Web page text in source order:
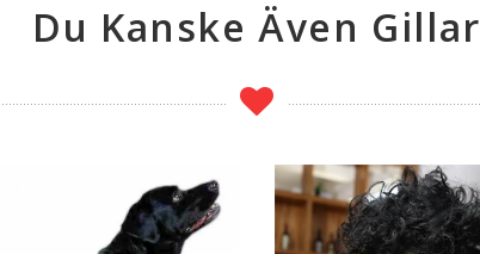
Du Kanske Även Gillar